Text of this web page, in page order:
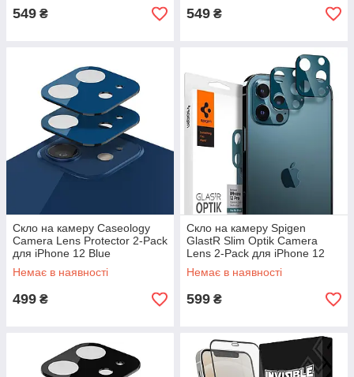
549 ₴ 549 ₴
Скло на камеру Caseology
Camera Lens Protector 2-Pack
для iPhone 12 Blue
(AGL02567)
Немає в наявності
499 ₴
Скло на камеру Spigen
GlastR Slim Optik Camera
Lens 2-Pack для iPhone 12
Pro Pacific Blue (AGL02460)
Немає в наявності
599 ₴